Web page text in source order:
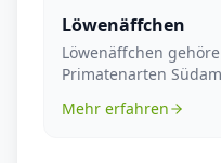
Löwenäffchen
Löwenäffchen
Primatenarten
Mehr erfahren